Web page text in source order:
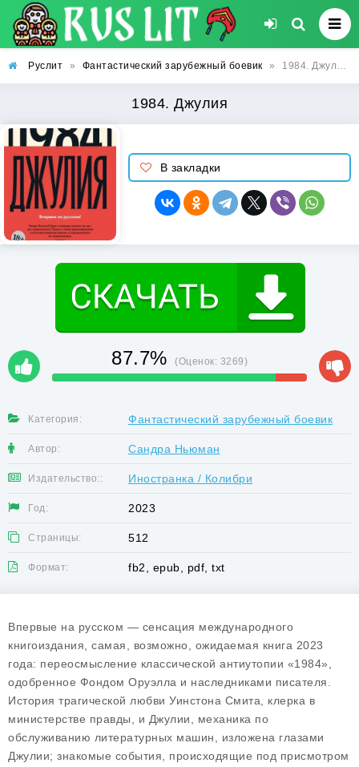
Руслит » Фантастический зарубежный боевик » 1984. Джулия
1984. Джулия
В закладки
87.7% (Оценок: 3269)
Категория: Фантастический зарубежный боевик
Автор: Сандра Ньюман
Издательство:: Иностранка / Колибри
Год: 2023
Страницы: 512
Формат: fb2, epub, pdf, txt
Впервые на русском — сенсация международного
книгоиздания, самая, возможно, ожидаемая книга 2023
года: переосмысление классической антиутопии «1984»,
одобренное Фондом Оруэлла и наследниками писателя.
История трагической любви Уинстона Смита, клерка в
министерстве правды, и Джулии, механика по
обслуживанию литературных машин, изложена глазами
Джулии; знакомые события, происходящие под присмотром